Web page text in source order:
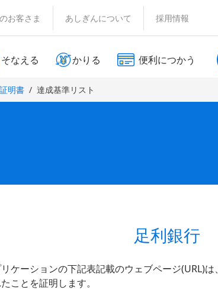
お客さま あしぎんについて 採用情報
そなえる かりる 便利につかう
明書 達成基準リスト
足利銀行
ケーションの下記表記載のウェブページ(URL)は、
ことを証明します。